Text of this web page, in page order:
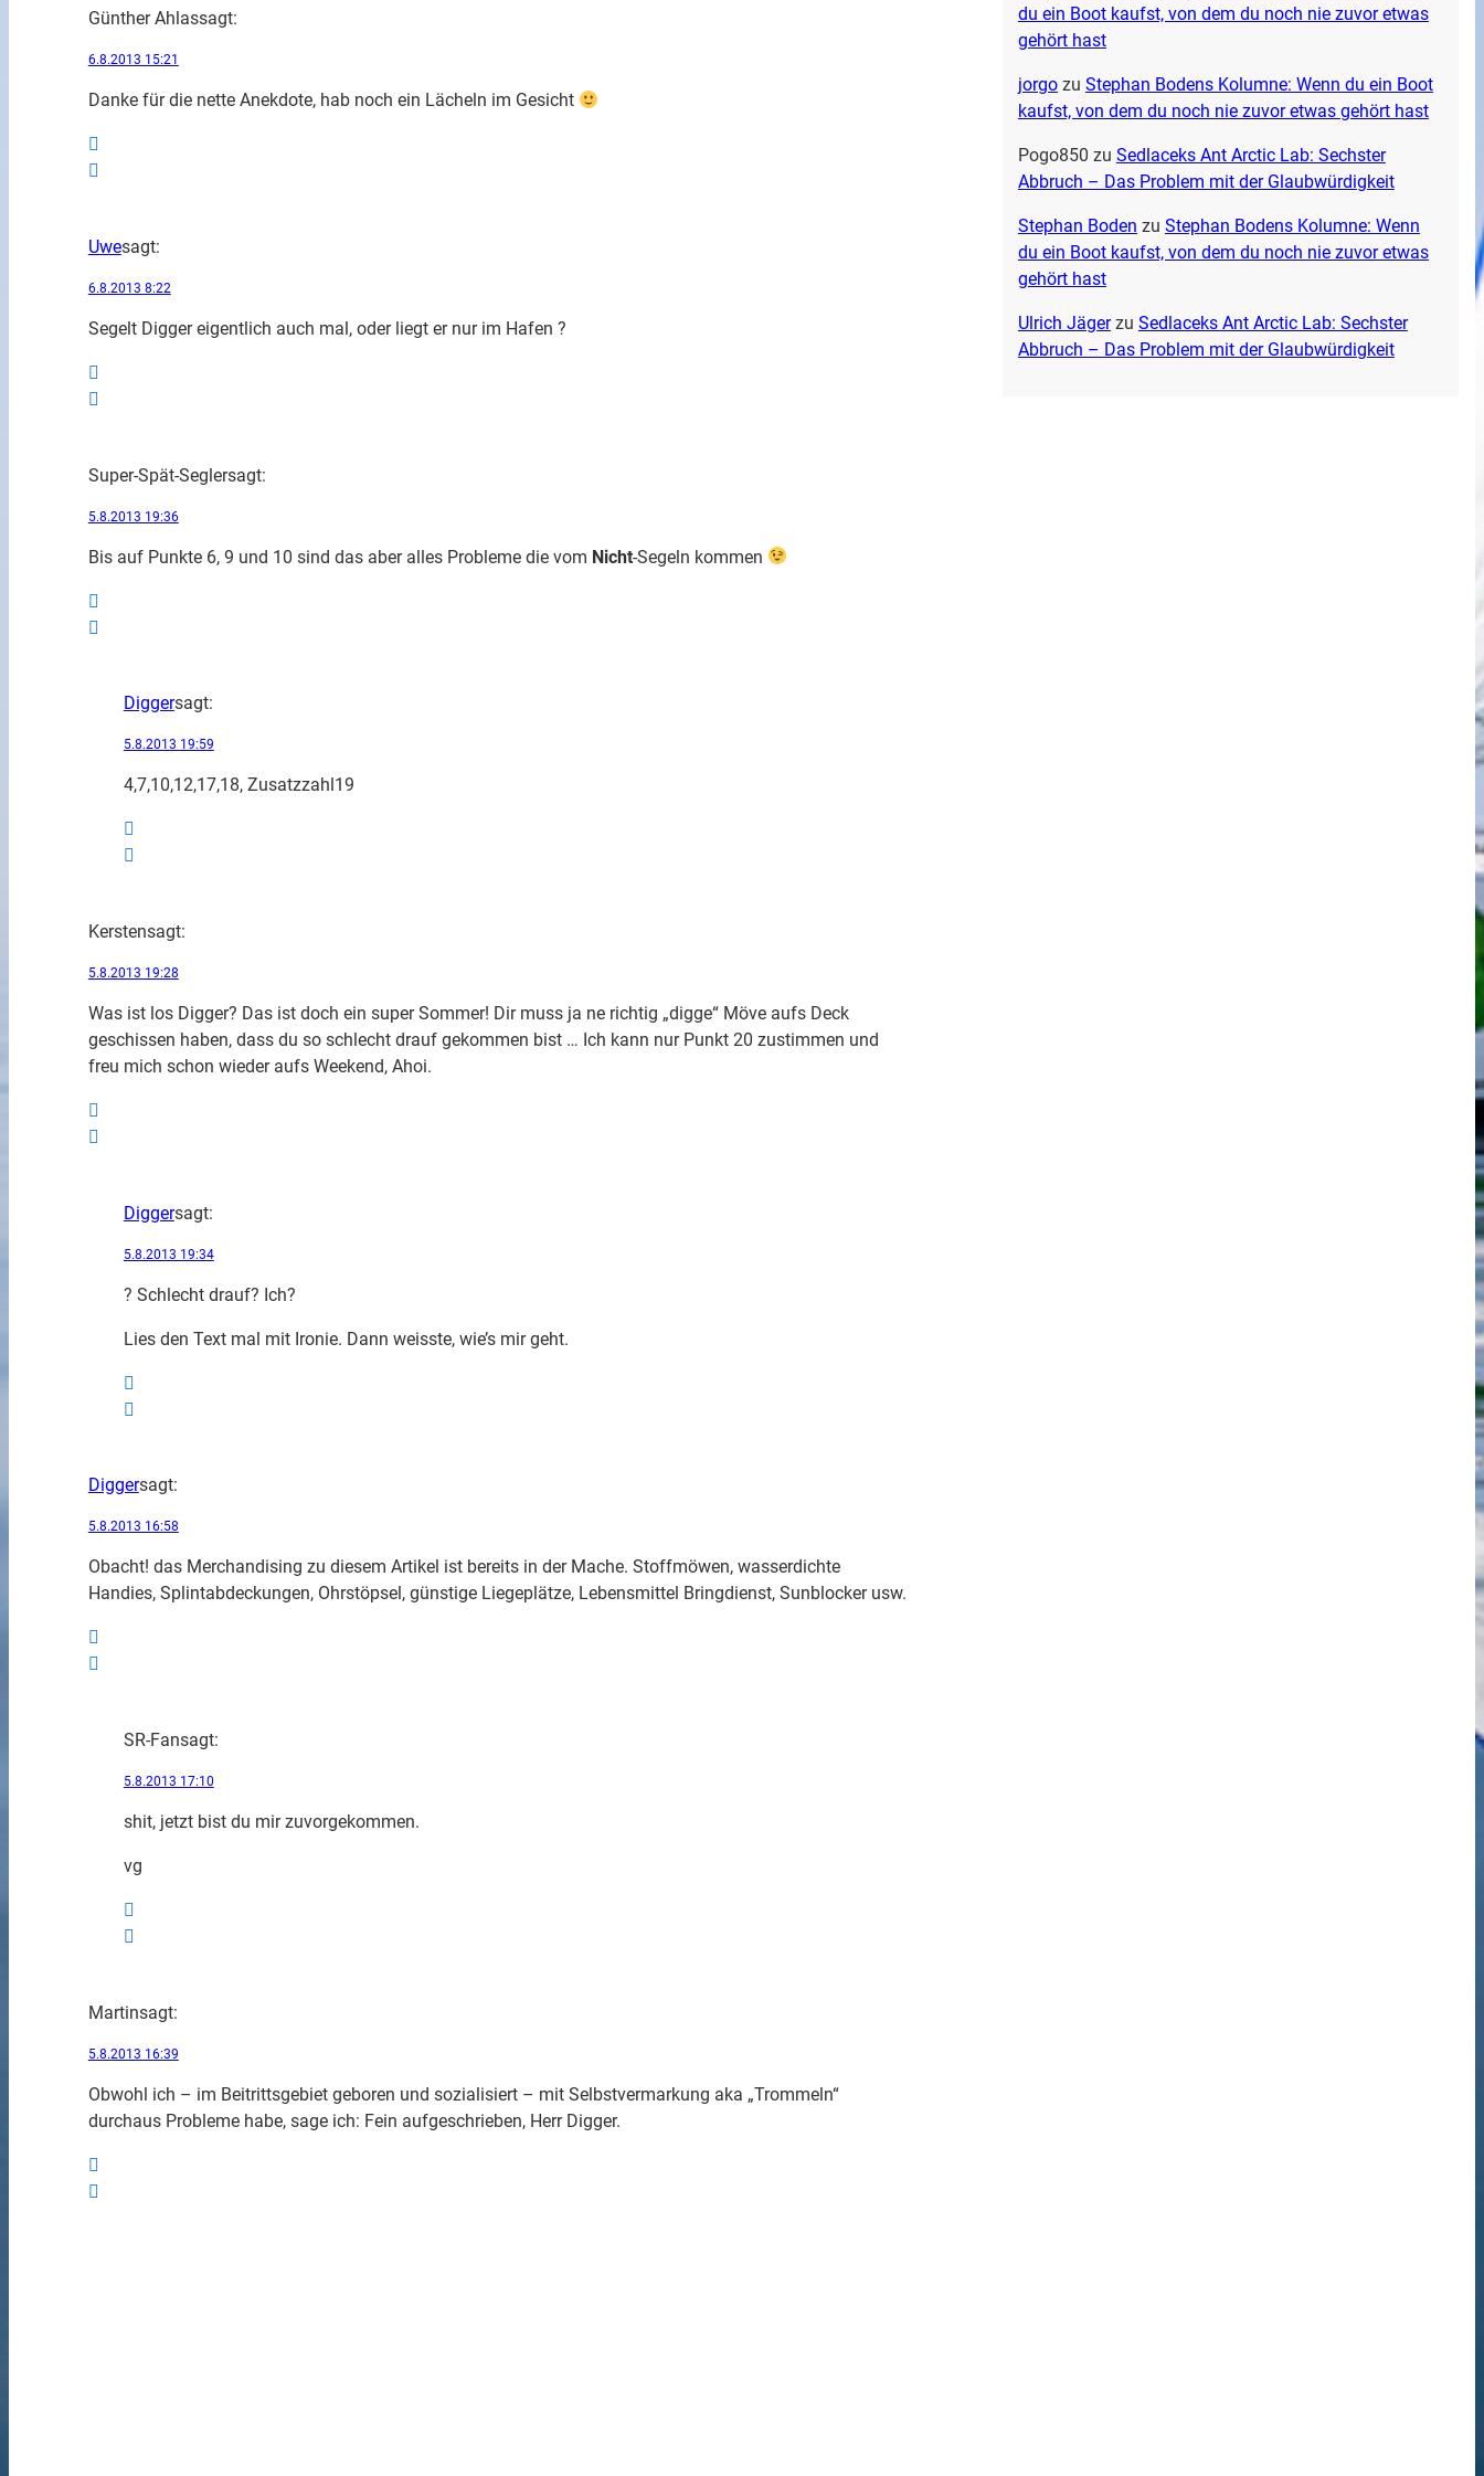
Günther Ahlassagt:
6.8.2013 15:21
Danke für die nette Anekdote, hab noch ein Lächeln im Gesicht
Uwesagt:
6.8.2013 8:22
Segelt Digger eigentlich auch mal, oder liegt er nur im Hafen ?
Super-Spät-Seglersagt:
5.8.2013 19:36
Bis auf Punkte 6, 9 und 10 sind das aber alles Probleme die vom Nicht-Segeln kommen
Diggersagt:
5.8.2013 19:59
4,7,10,12,17,18, Zusatzzahl19
Kerstensagt:
5.8.2013 19:28
Was ist los Digger? Das ist doch ein super Sommer! Dir muss ja ne richtig „digge“ Möve aufs Deck
geschissen haben, dass du so schlecht drauf gekommen bist … Ich kann nur Punkt 20 zustimmen und
freu mich schon wieder aufs Weekend, Ahoi.
Diggersagt:
5.8.2013 19:34
? Schlecht drauf? Ich?
Lies den Text mal mit Ironie. Dann weisste, wie’s mir geht.
Diggersagt:
5.8.2013 16:58
Obacht! das Merchandising zu diesem Artikel ist bereits in der Mache. Stoffmöwen, wasserdichte
Handies, Splintabdeckungen, Ohrstöpsel, günstige Liegeplätze, Lebensmittel Bringdienst, Sunblocker usw.
SR-Fansagt:
5.8.2013 17:10
shit, jetzt bist du mir zuvorgekommen.
vg
Martinsagt:
5.8.2013 16:39
Obwohl ich – im Beitrittsgebiet geboren und sozialisiert – mit Selbstvermarkung aka „Trommeln“
durchaus Probleme habe, sage ich: Fein aufgeschrieben, Herr Digger.
du ein Boot kaufst, von dem du noch nie zuvor etwas
gehört hast
jorgozu Stephan Bodens Kolumne: Wenn du ein Boot
kaufst, von dem du noch nie zuvor etwas gehört hast
Pogo850 zu Sedlaceks Ant Arctic Lab: Sechster
Abbruch – Das Problem mit der Glaubwürdigkeit
Stephan Boden zu Stephan Bodens Kolumne: Wenn
du ein Boot kaufst, von dem du noch nie zuvor etwas
gehört hast
Ulrich Jägerzu Sedlaceks Ant Arctic Lab: Sechster
Abbruch – Das Problem mit der Glaubwürdigkeit